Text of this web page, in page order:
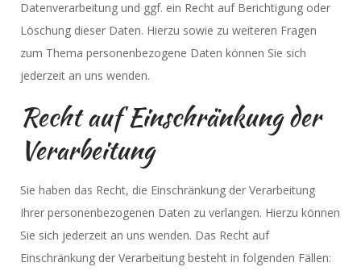
Datenverarbeitung und ggf. ein Recht auf Berichtigung oder
Löschung dieser Daten. Hierzu sowie zu weiteren Fragen
zum Thema personenbezogene Daten können Sie sich
jederzeit an uns wenden.
Recht auf Einschränkung der
Verarbeitung
Sie haben das Recht, die Einschränkung der Verarbeitung
Ihrer personenbezogenen Daten zu verlangen. Hierzu können
Sie sich jederzeit an uns wenden. Das Recht auf
Einschränkung der Verarbeitung besteht in folgenden Fällen: